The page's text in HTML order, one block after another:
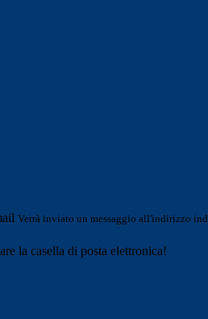
Verrà inviato un messaggio all'indirizzo
la casella di posta elettronica!